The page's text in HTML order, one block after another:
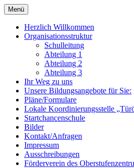
Zum
Inhalt
springen
OSZ-Prignitz
Oberstufenzentrum des Landkreises
Menü
Herzlich Willkommen
Organisationsstruktur
Schulleitung
Abteilung 1
Abteilung 2
Abteilung 3
Ihr Weg zu uns
Unsere Bildungsangebote für Sie:
Pläne/Formulare
Lokale Koordinierungsstelle
Startchancenschule
Bilder
Kontakt/Anfragen
Impressum
Ausschreibungen
Förderverein des